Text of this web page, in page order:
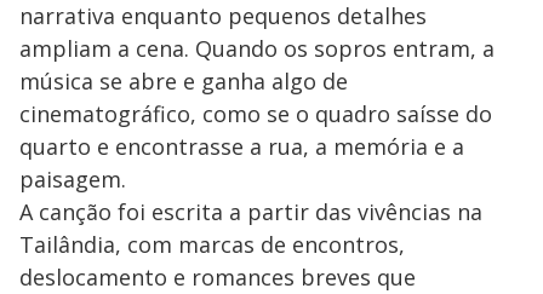
narrativa enquanto pequenos detalhes
ampliam a cena. Quando os sopros entram, a
música se abre e ganha algo de
cinematográfico, como se o quadro saísse do
quarto e encontrasse a rua, a memória e a
paisagem.
A canção foi escrita a partir das vivências na
Tailândia, com marcas de encontros,
deslocamento e romances breves que